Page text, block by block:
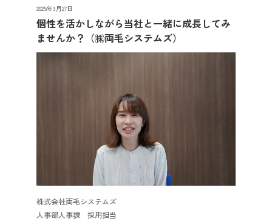
2028年3月卒業予定の方
会員登録
ログイン
2025年3月27日
個性を活かしながら当社と一緒に成長してみ
ませんか？（㈱両毛システムズ）
株式会社両毛システムズ
人事部人事課 採用担当